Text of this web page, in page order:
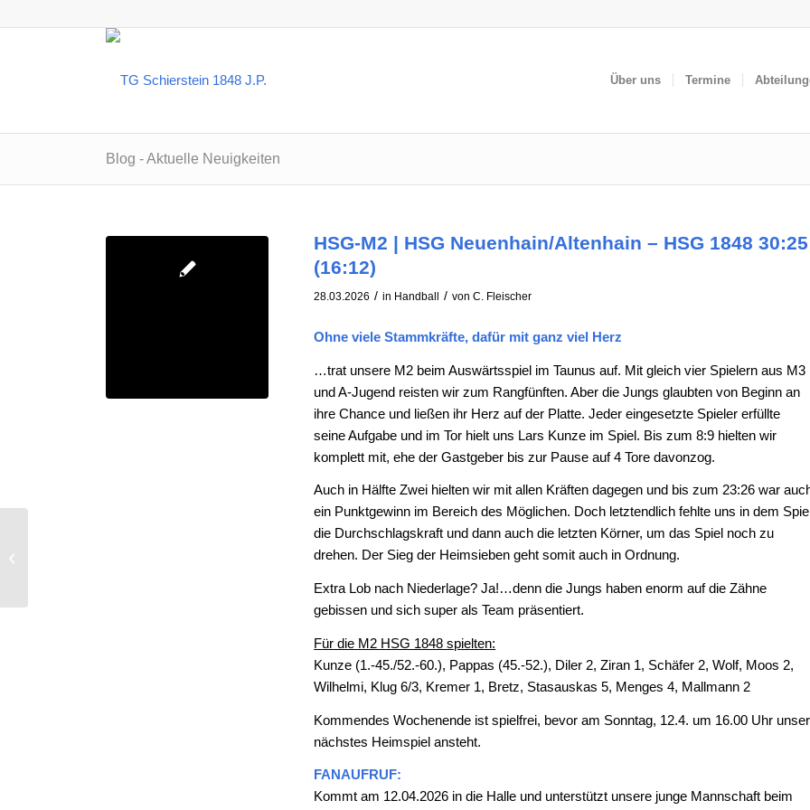
Über uns Termine
Blog - Aktuelle Neuigkeiten
HSG-M2 | HSG Neuenhain/Altenhain – HSG 1848 30:25
(16:12)
28.03.2026 / in Handball / vonC. Fleischer
Ohne viele Stammkräfte, dafür mit ganz viel Herz
…trat unsere M2 beim Auswärtsspiel im Taunus auf. Mit gleich vier Spielern aus M3
und A-Jugend reisten wir zum Rangfünften. Aber die Jungs glaubten von Beginn an
ihre Chance und ließen ihr Herz auf der Platte. Jeder eingesetzte Spieler erfüllte
seine Aufgabe und im Tor hielt uns Lars Kunze im Spiel. Bis zum 8:9 hielten wir
komplett mit, ehe der Gastgeber bis zur Pause auf 4 Tore davonzog.
Auch in Hälfte Zwei hielten wir mit allen Kräften dagegen und bis zum 23:26 war
ein Punktgewinn im Bereich des Möglichen. Doch letztendlich fehlte uns in dem
die Durchschlagskraft und dann auch die letzten Körner, um das Spiel noch zu
drehen. Der Sieg der Heimsieben geht somit auch in Ordnung.
Extra Lob nach Niederlage? Ja!…denn die Jungs haben enorm auf die Zähne
gebissen und sich super als Team präsentiert.
Für die M2 HSG 1848 spielten:
Kunze (1.-45./52.-60.), Pappas (45.-52.), Diler 2, Ziran 1, Schäfer 2, Wolf, Moos 2,
Wilhelmi, Klug 6/3, Kremer 1, Bretz, Stasauskas 5, Menges 4, Mallmann 2
Kommendes Wochenende ist spielfrei, bevor am Sonntag, 12.4. um 16.00 Uhr unser
nächstes Heimspiel ansteht.
FANAUFRUF:
Kommt am 12.04.2026 in die Halle und unterstützt unsere junge Mannschaft beim